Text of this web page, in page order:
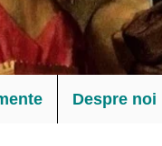
Despre noi